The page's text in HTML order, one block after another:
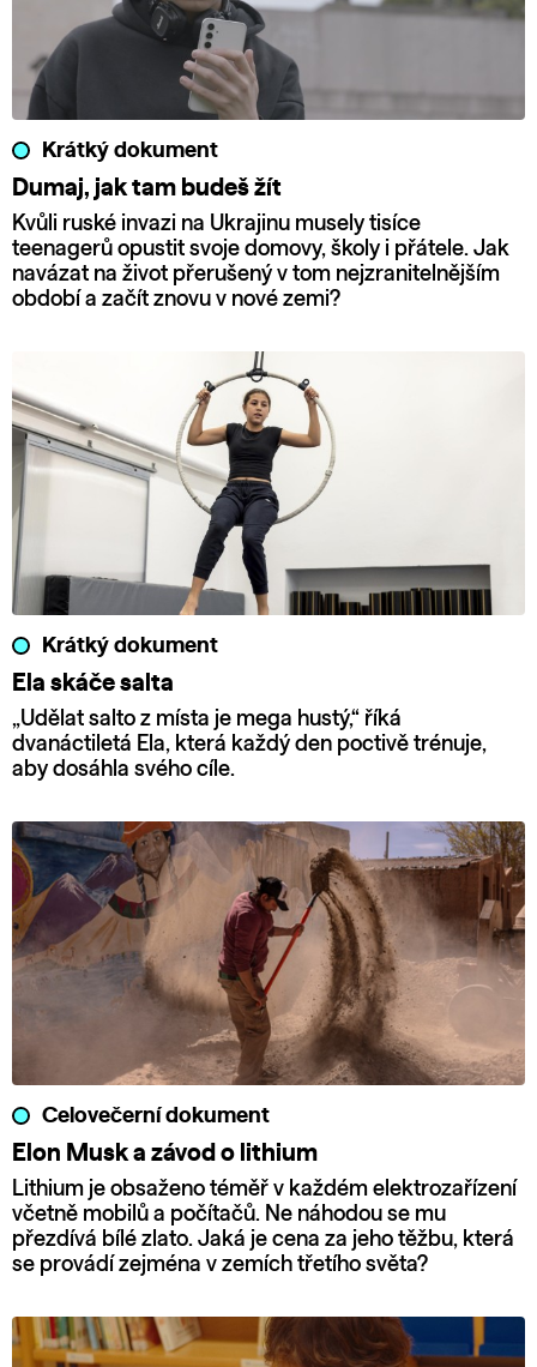
Krátký dokument
Dumaj, jak tam budeš žít
Kvůli ruské invazi na Ukrajinu musely tisíce
teenagerů opustit svoje domovy, školy i přátele. Jak
navázat na život přerušený v tom nejzranitelnějším
období a začít znovu v nové zemi?
Krátký dokument
Ela skáče salta
„Udělat salto z místa je mega hustý,“ říká
dvanáctiletá Ela, která každý den poctivě trénuje,
aby dosáhla svého cíle.
Celovečerní dokument
Elon Musk a závod o lithium
Lithium je obsaženo téměř v každém elektrozařízení
včetně mobilů a počítačů. Ne náhodou se mu
přezdívá bílé zlato. Jaká je cena za jeho těžbu, která
se provádí zejména v zemích třetího světa?